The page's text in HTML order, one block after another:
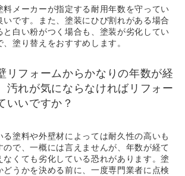
料メーカーが指定する耐用年数を守ってい
いです。また、塗装にひび割れがある場合
と白い粉がつく場合も、塗装が劣化してい
、塗り替えをおすすめします。
リフォームからかなりの年数が経
汚れが気にならなければリフォー
いいですか？
る塗料や外壁材によっては耐久性の高いも
ので、一概には言えませんが、年数が経て
なくても劣化している恐れがあります。塗
どうかを決める前に、一度専門業者に点検